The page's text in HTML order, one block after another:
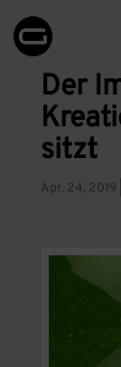
Der
sitzt
Apr. 24, 2019